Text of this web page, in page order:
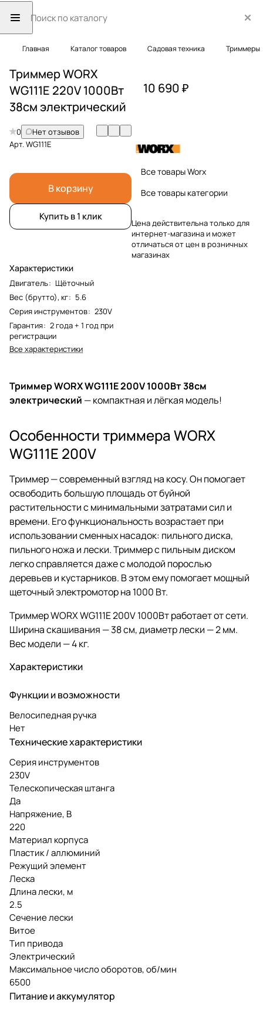
Главная Каталог товаров Садовая техника Триммеры
Триммер WORX
WG111E 220V 1000Вт
38см электрический
0
Нет отзывов
Арт.WG111E
В корзину
Купить в 1 клик
Характеристики
Двигатель: Щёточный
Вес (брутто), кг: 5.6
Серия инструментов: 230V
Гарантия: 2 года + 1 год при
регистрации
Все характеристики
10 690 ₽
Все товары Worx
Все товары категории
Цена действительна только для
интернет-магазина и может
отличаться от цен в розничных
магазинах
Триммер WORX WG111E 200V 1000Вт 38см
электрический — компактная и лёгкая модель!
Особенности триммера WORX
WG111E 200V
Триммер — современный взгляд на косу. Он помогает
освободить большую площадь от буйной
растительности с минимальными затратами сил и
времени. Его функциональность возрастает при
использовании сменных насадок: пильного диска,
пильного ножа и лески. Триммер с пильным диском
легко справляется даже с молодой порослью
деревьев и кустарников. В этом ему помогает мощный
щеточный электромотор на 1000 Вт.
Триммер WORX WG111E 200V 1000Вт работает от сети.
Ширина скашивания — 38 см, диаметр лески — 2 мм.
Вес модели — 4 кг.
Характеристики
Функции и возможности
Велосипедная ручка
Нет
Технические характеристики
Серия инструментов
230V
Телескопическая штанга
Да
Напряжение, В
220
Материал корпуса
Пластик / аллюминий
Режущий элемент
Леска
Длина лески, м
2.5
Сечение лески
Витое
Тип привода
Электрический
Максимальное число оборотов, об/мин
6500
Питание и аккумулятор